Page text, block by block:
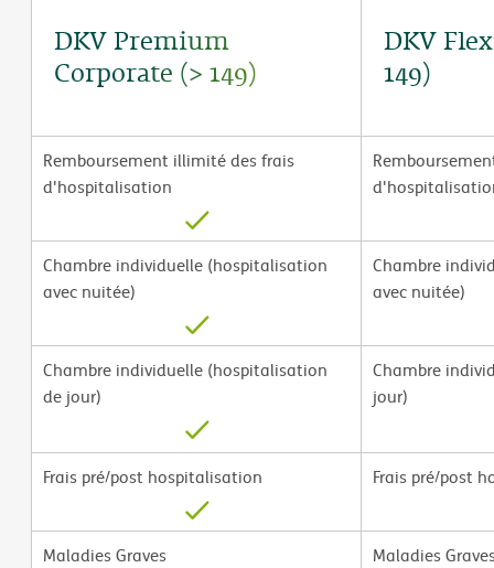
DKV Premium
Corporate (> 149)
Remboursement illimité des frais
d'hospitalisation
Chambre individuelle (hospitalisation
avec nuitée)
Chambre individuelle (hospitalisation
de jour)
Frais pré/post hospitalisation
Maladies Graves
DKV
149)
Chambre
avec nuitée)
Chambre
jour)
Frais pré/post
Maladies